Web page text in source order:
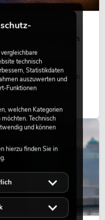
Warum
und farbige
auf Bühnen, in
dabei kein rein
eingesetztes
gibt Szenen
Setups emotionaler
technisch
Statistikdaten
auszuwerten und
Funktionen
welchen Kategorien
Technisch
und können
hierzu finden Sie in
.